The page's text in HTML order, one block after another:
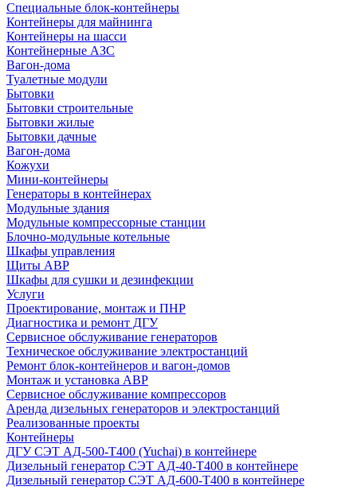
Специальные блок-контейнеры
Контейнеры для майнинга
Контейнеры на шасси
Контейнерные АЗС
Вагон-дома
Туалетные модули
Бытовки
Бытовки строительные
Бытовки жилые
Бытовки дачные
Вагон-дома
Кожухи
Мини-контейнеры
Генераторы в контейнерах
Модульные здания
Модульные компрессорные станции
Блочно-модульные котельные
Шкафы управления
Щиты АВР
Шкафы для сушки и дезинфекции
Услуги
Проектирование, монтаж и ПНР
Диагностика и ремонт ДГУ
Сервисное обслуживание генераторов
Техническое обслуживание электростанций
Ремонт блок-контейнеров и вагон-домов
Монтаж и установка АВР
Сервисное обслуживание компрессоров
Аренда дизельных генераторов и электростанций
Реализованные проекты
Контейнеры
ДГУ СЭТ АД-500-Т400 (Yuchai) в контейнере
Дизельный генератор СЭТ АД-40-Т400 в контейнере
Дизельный генератор СЭТ АД-600-Т400 в контейнере